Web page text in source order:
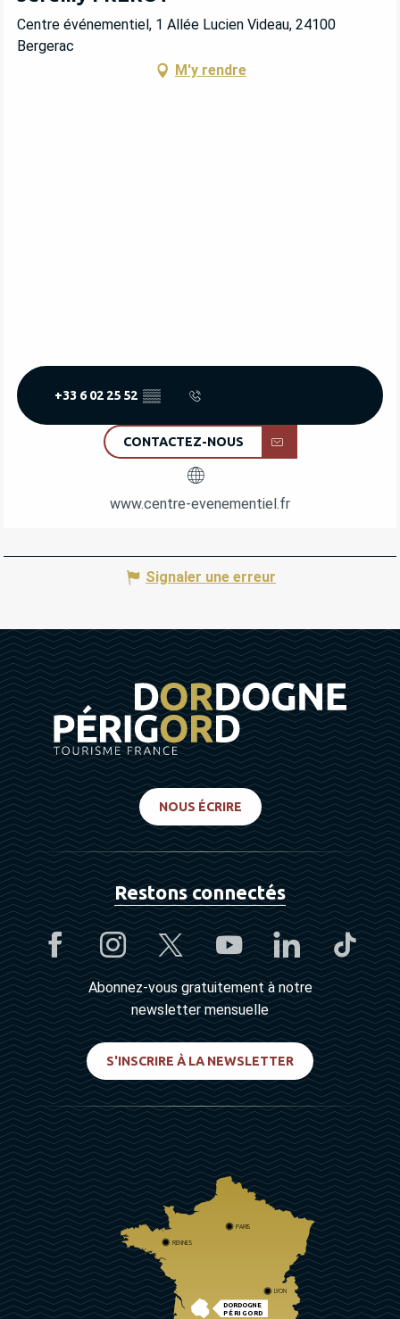
Centre événementiel, 1 Allée Lucien Videau, 24100
Bergerac
M'y rendre
+33 6 02 25 52 ▒▒
CONTACTEZ-NOUS
www.centre-evenementiel.fr
Signaler une erreur
NOUS ÉCRIRE
Restons connectés
Abonnez-vous gratuitement à notre
newsletter mensuelle
S'INSCRIRE À LA NEWSLETTER
DORDOGNE
PÉRIGORD
PARIS
RENNES
LYON